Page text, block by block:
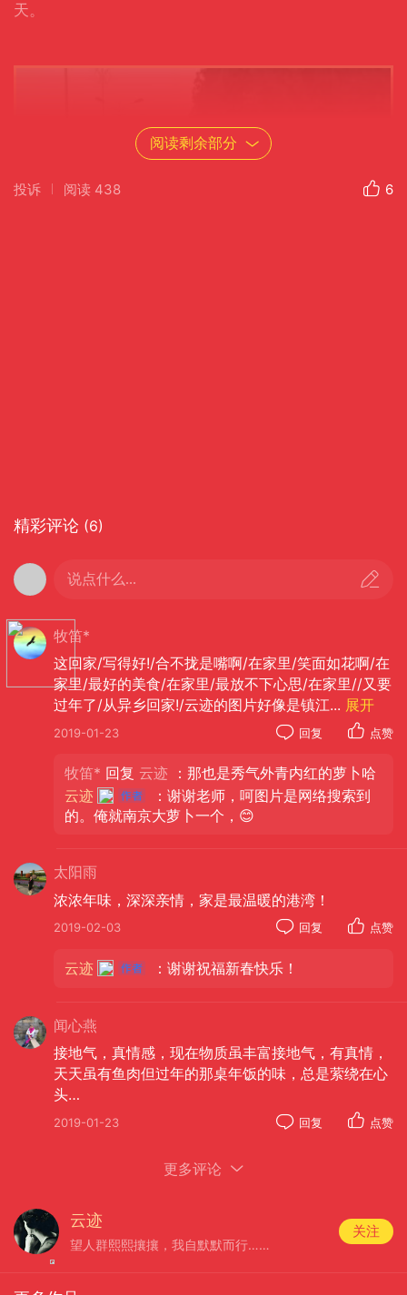
天。
阅读剩余部分
投诉 阅读 438 6
精彩评论 (6)
说点什么...
牧笛*
这回家/写得好!/合不拢是嘴啊/在家里/笑面如花啊/在
家里/最好的美食/在家里/最放不下心思/在家里//又要
过年了/从异乡回家!/云迹的图片好像是镇江... 展开
2019-01-23 回复 点赞
牧笛* 回复 云迹 ：那也是秀气外青内红的萝卜哈
云迹
：谢谢老师，呵图片是网络搜索到
的。俺就南京大萝卜一个，😊
太阳雨
浓浓年味，深深亲情，家是最温暖的港湾！
2019-02-03 回复 点赞
云迹 ：谢谢祝福新春快乐！
闻心燕
接地气，真情感，现在物质虽丰富接地气，有真情，
天天虽有鱼肉但过年的那桌年饭的味，总是萦绕在心
头…
2019-01-23 回复 点赞
更多评论
云迹
望人群熙熙攘攘，我自默默而行……
关注